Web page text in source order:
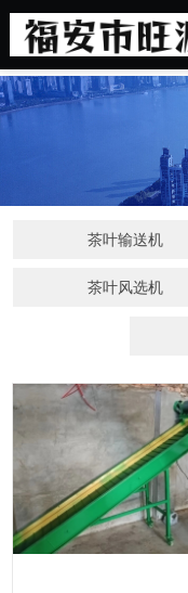
茶叶输送机
茶叶风选机